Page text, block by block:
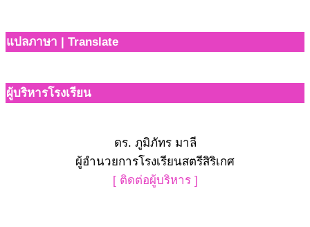
แปลภาษา | Translate
ผู้บริหารโรงเรียน
ดร. ภูมิภัทร มาลี
ผู้อำนวยการโรงเรียนสตรีสิริเกศ
[ ติดต่อผู้บริหาร ]